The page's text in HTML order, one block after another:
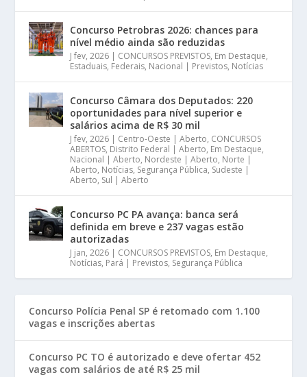
Concurso Petrobras 2026: chances para
nível médio ainda são reduzidas
J fev, 2026 | CONCURSOS PREVISTOS, Em Destaque,
Estaduais, Federais, Nacional | Previstos, Notícias
Concurso Câmara dos Deputados: 220
oportunidades para nível superior e
salários acima de R$ 30 mil
J fev, 2026 | Centro-Oeste | Aberto, CONCURSOS
ABERTOS, Distrito Federal | Aberto, Em Destaque,
Nacional | Aberto, Nordeste | Aberto, Norte |
Aberto, Notícias, Segurança Pública, Sudeste |
Aberto, Sul | Aberto
Concurso PC PA avança: banca será
definida em breve e 237 vagas estão
autorizadas
J jan, 2026 | CONCURSOS PREVISTOS, Em Destaque,
Notícias, Pará | Previstos, Segurança Pública
Concurso Polícia Penal SP é retomado com 1.100
vagas e inscrições abertas
Concurso PC TO é autorizado e deve ofertar 452
vagas com salários de até R$ 25 mil